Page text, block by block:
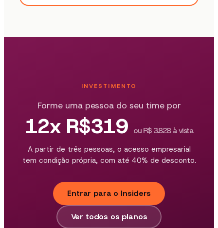
INVESTIMENTO
Forme uma pessoa do seu time por
12x R$319 ou R$ 3.828 à vista
A partir de três pessoas, o acesso empresarial
tem condição própria, com até 40% de desconto.
Entrar para o Insiders
Ver todos os planos